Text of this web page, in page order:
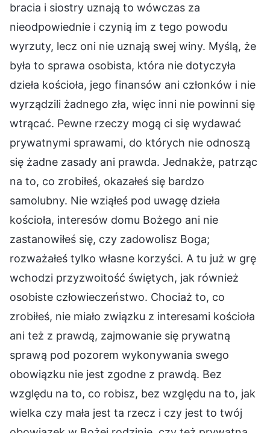
bracia i siostry uznają to wówczas za
nieodpowiednie i czynią im z tego powodu
wyrzuty, lecz oni nie uznają swej winy. Myślą, że
była to sprawa osobista, która nie dotyczyła
dzieła kościoła, jego finansów ani członków i nie
wyrządzili żadnego zła, więc inni nie powinni się
wtrącać. Pewne rzeczy mogą ci się wydawać
prywatnymi sprawami, do których nie odnoszą
się żadne zasady ani prawda. Jednakże, patrząc
na to, co zrobiłeś, okazałeś się bardzo
samolubny. Nie wziąłeś pod uwagę dzieła
kościoła, interesów domu Bożego ani nie
zastanowiłeś się, czy zadowolisz Boga;
rozważałeś tylko własne korzyści. A tu już w grę
wchodzi przyzwoitość świętych, jak również
osobiste człowieczeństwo. Chociaż to, co
zrobiłeś, nie miało związku z interesami kościoła
ani też z prawdą, zajmowanie się prywatną
sprawą pod pozorem wykonywania swego
obowiązku nie jest zgodne z prawdą. Bez
względu na to, co robisz, bez względu na to, jak
wielka czy mała jest ta rzecz i czy jest to twój